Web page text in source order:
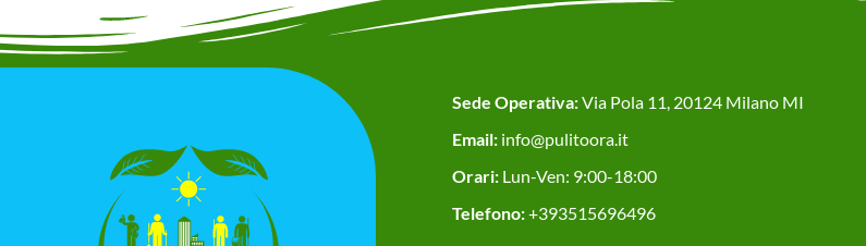
Sede Operativa:Via Pola 11, 20124 Milano MI
Email:info@pulitoora.it
Orari:Lun-Ven: 9:00-18:00
Telefono:+393515696496